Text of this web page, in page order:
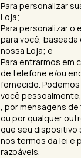
Para personalizar
Loja;
Para personalizar o
para você,
nossa Loja; e
Para entrarmos em
de telefone e/ou
fornecido.
você
, por mensagens de
ou por qualquer
que seu dispositivo
nos termos da lei e
razoáveis.